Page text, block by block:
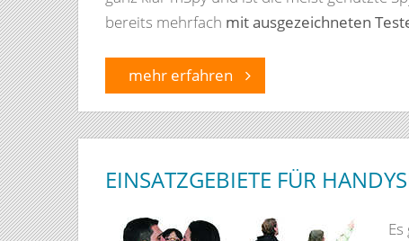
bereits mehrfach mit ausgezeichneten
mehr erfahren
EINSATZGEBIETE FÜR